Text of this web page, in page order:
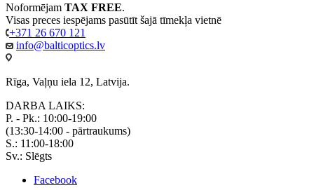
Noformējam TAX FREE.
Visas preces iespējams pasūtīt šajā tīmekļa vietnē
+371 26 670 121
info@balticoptics.lv
Rīga, Vaļņu iela 12, Latvija.
DARBA LAIKS:
P. - Pk.: 10:00-19:00
(13:30-14:00 - pārtraukums)
S.: 11:00-18:00
Sv.: Slēgts
Facebook